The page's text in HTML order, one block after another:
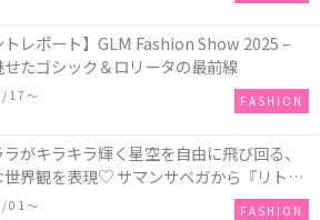
トレポート】GLM Fashion Show 2025 –
たゴシック＆ロリータの最前線
17〜 FASHION
がキラキラ輝く星空を自由に飛び回る、
世界観を表現♡ サマンサベガから『リトル
ーズ』50周年アニバーサリーイヤー』を
01〜 FASHION